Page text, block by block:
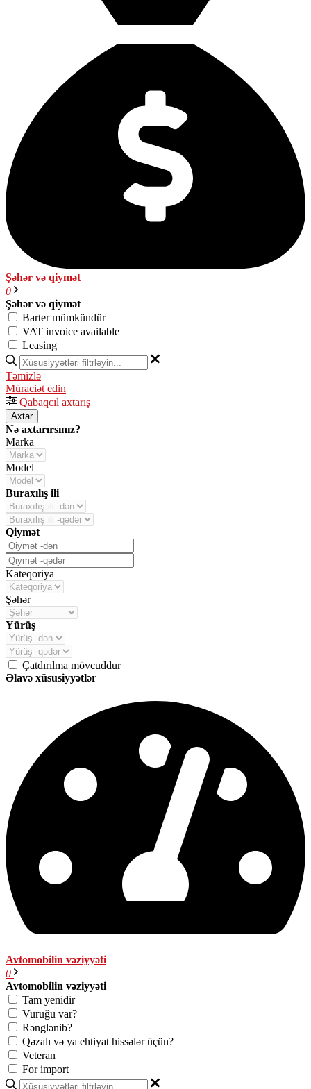
Şəhər və qiymət
0
Şəhər və qiymət
Barter mümkündür
VAT invoice available
Leasing
Təmizlə
Müraciət edin
Qabaqcıl axtarış
Axtar
Nə axtarırsınız?
Marka
Model
Buraxılış ili
Qiymət
Kateqoriya
Şəhər
Yürüş
Çatdırılma mövcuddur
Əlavə xüsusiyyətlər
Avtomobilin vəziyyəti
0
Avtomobilin vəziyyəti
Tam yenidir
Vuruğu var?
Rənglənib?
Qəzalı və ya ehtiyat hissələr üçün?
Veteran
For import